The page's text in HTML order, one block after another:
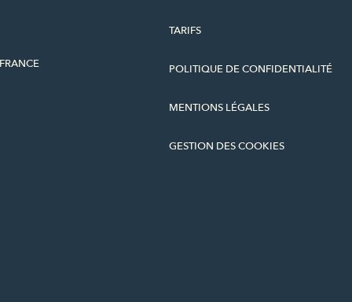
TARIFS
POLITIQUE DE CONFIDENTIALITÉ
MENTIONS LÉGALES
GESTION DES COOKIES